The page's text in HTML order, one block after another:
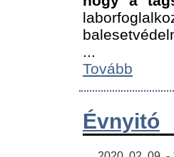
Tovább
Évnyitó